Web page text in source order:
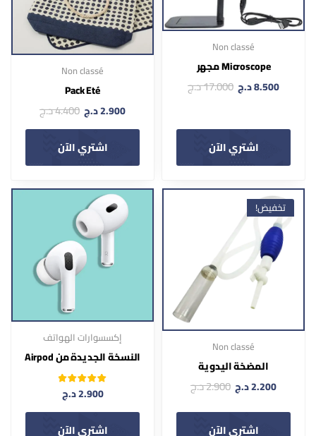
Non classé
Microscope مجهر
8.500د.ج 17.000د.ج
اشتري الآن
Non classé
Pack Eté
2.900د.ج 4.400د.ج
اشتري الآن
تخفيض!
Non classé
المضخة اليدوية
2.200د.ج 2.900د.ج
اشتري الآن
إكسسوارات الهواتف
النسخة الجديدة من Airpod
تم التقييم
5.00من 5
2.900د.ج
اشتري الآن